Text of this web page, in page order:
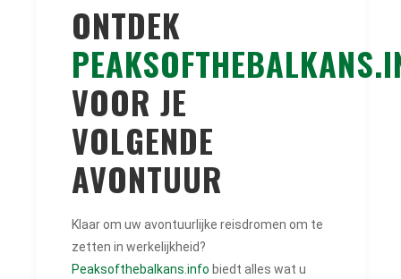
ONTDEK
VOOR JE
VOLGENDE
AVONTUUR
Klaar om uw avontuurlijke reisdromen om te
zetten in werkelijkheid?
Peaksofthebalkans.info biedt alles wat u